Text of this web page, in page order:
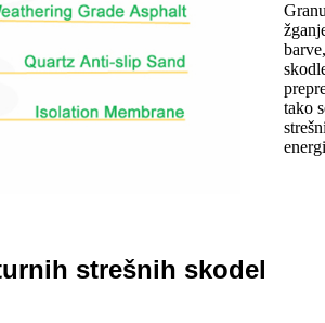
tako
strešnih skodel